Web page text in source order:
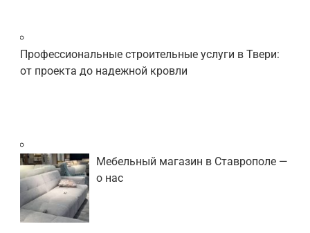
Профессиональные строительные услуги в Твери:
от проекта до надежной кровли
Мебельный магазин в Ставрополе —
о нас